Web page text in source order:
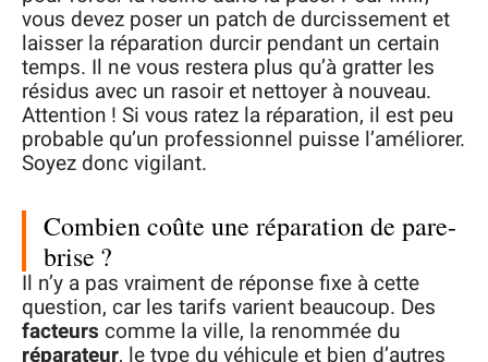
vous devez poser un patch de durcissement et
laisser la réparation durcir pendant un certain
temps. Il ne vous restera plus qu’à gratter les
résidus avec un rasoir et nettoyer à nouveau.
Attention ! Si vous ratez la réparation, il est peu
probable qu’un professionnel puisse l’améliorer.
Soyez donc vigilant.
Combien coûte une réparation de pare-
brise ?
Il n’y a pas vraiment de réponse fixe à cette
question, car les tarifs varient beaucoup. Des
facteurs comme la ville, la renommée du
réparateur, le type du véhicule et bien d’autres